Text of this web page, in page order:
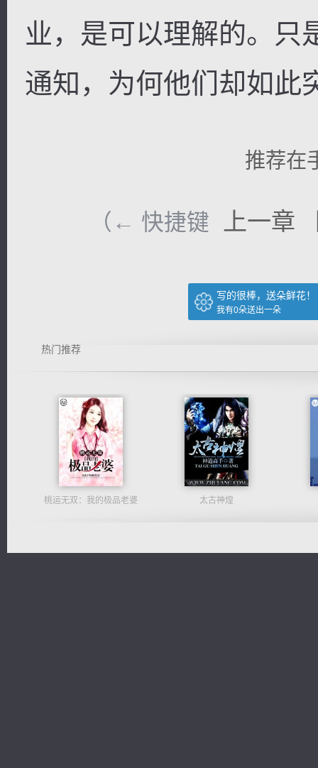
业，是可以理解的。只
通知，为何他们却如此
推荐在
（← 快捷键 上一章
写的很棒，送朵鲜花！
我有0朵送出一朵
热门推荐
桃运无双：我的极品老婆 太古神煌